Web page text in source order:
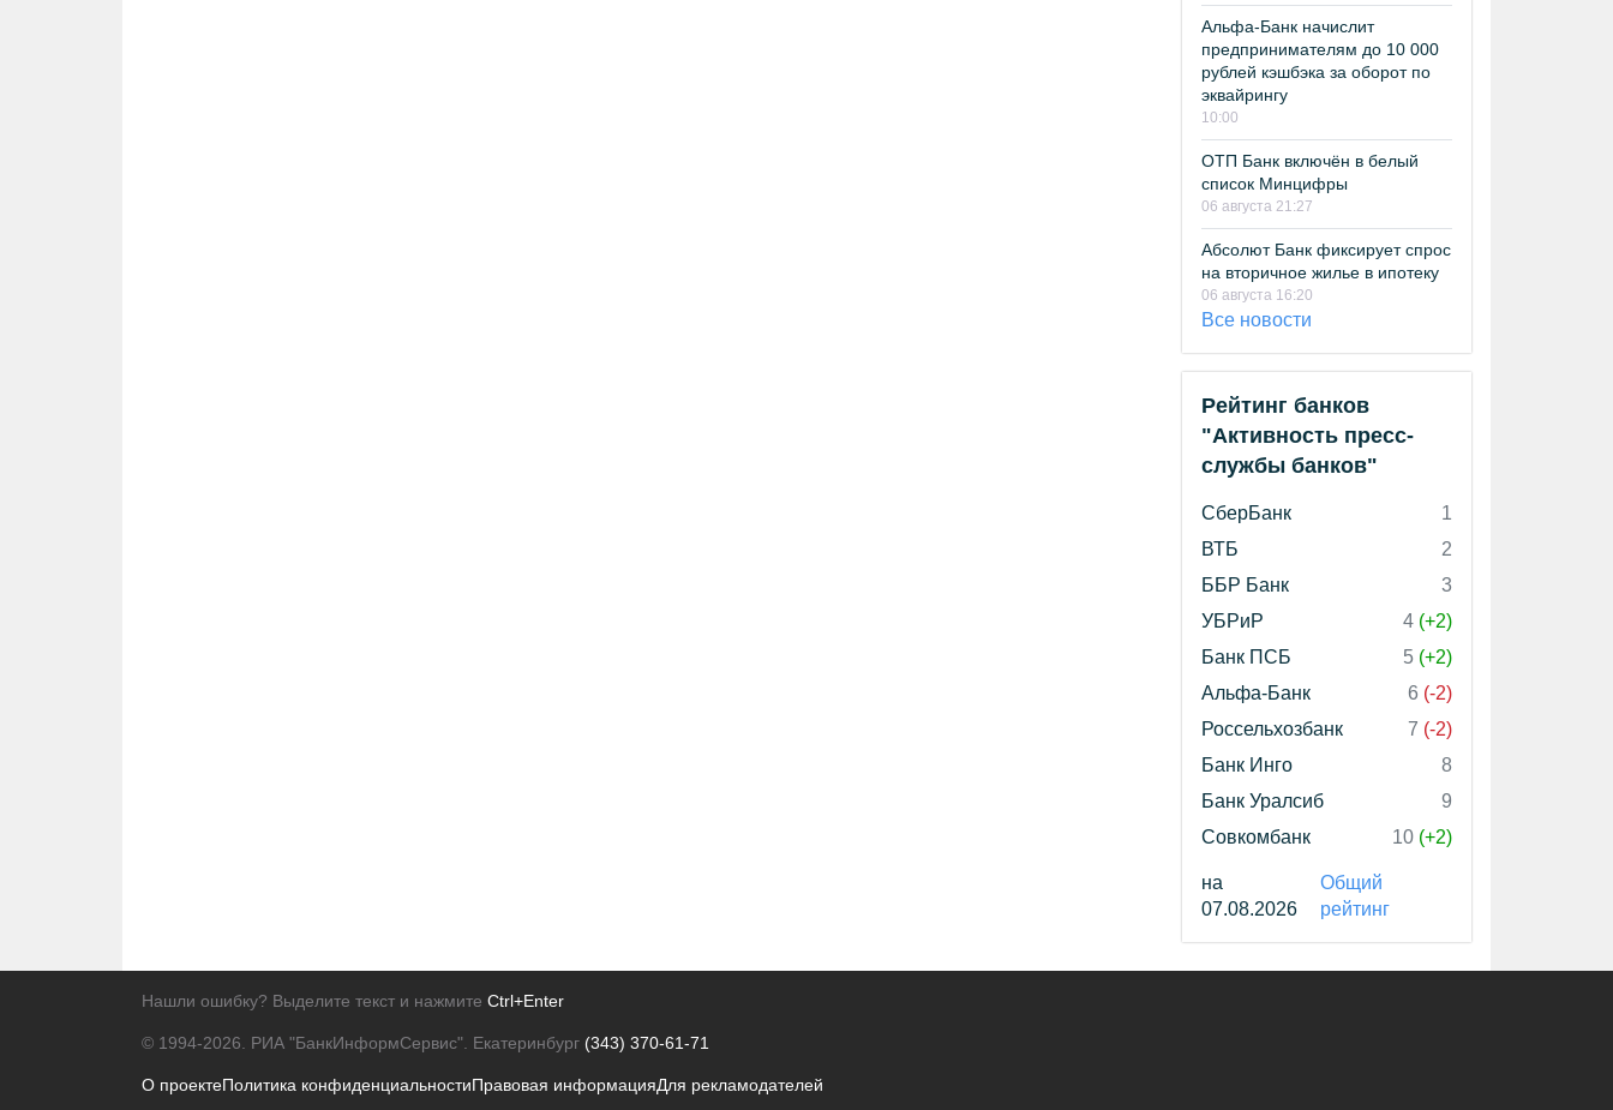
Альфа-Банк начислит
предпринимателям до 10 000
рублей кэшбэка за оборот по
эквайрингу
10:00
ОТП Банк включён в белый
список Минцифры
06 августа 21:27
Абсолют Банк фиксирует спрос
на вторичное жилье в ипотеку
06 августа 16:20
Все новости
Рейтинг банков
"Активность пресс-
службы банков"
СберБанк
1
ВТБ
2
ББР Банк
3
УБРиР
4 (+2)
Банк ПСБ
5 (+2)
Альфа-Банк
6 (-2)
Россельхозбанк
7 (-2)
Банк Инго
8
Банк Уралсиб
9
Совкомбанк
10 (+2)
на
07.08.2026
Общий
рейтинг
Нашли ошибку? Выделите текст и нажмите Ctrl+Enter
© 1994-2026. РИА "БанкИнформСервис". Екатеринбург (343) 370-61-71
О проектеПолитика конфиденциальностиПравовая информацияДля рекламодателей